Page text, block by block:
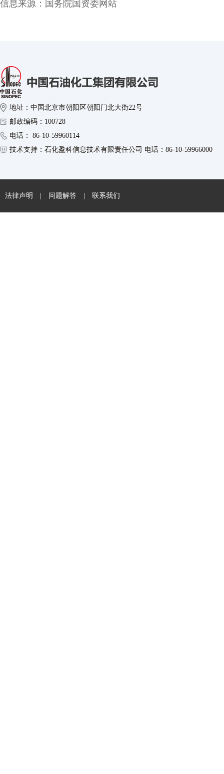
信息来源： 国务院国资委网站
地址：中国北京市朝阳区朝阳门北大街22号
邮政编码：100728
电话： 86-10-59960114
技术支持：石化盈科信息技术有限责任公司 电话：86-10-59966000
法律声明 | 问题解答 | 联系我们